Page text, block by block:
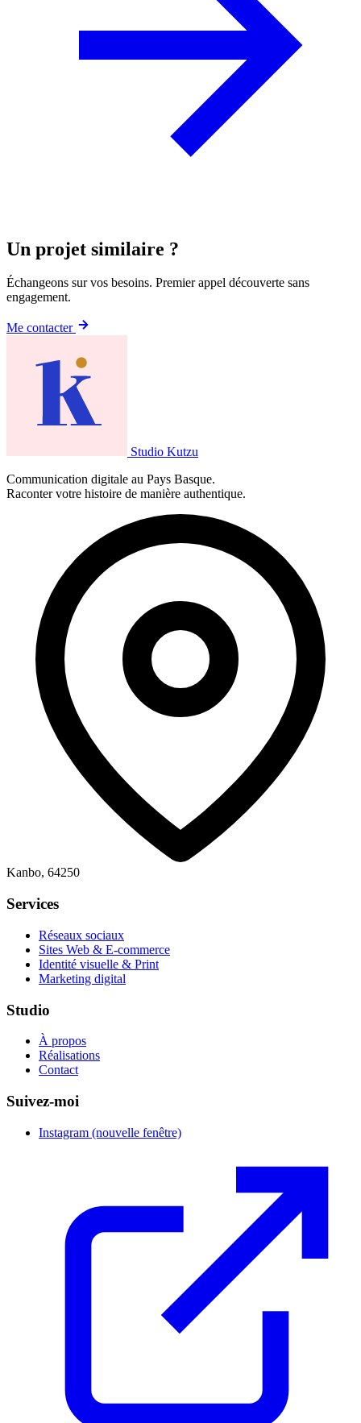
Un projet similaire ?
Échangeons sur vos besoins. Premier appel découverte sans
engagement.
Me contacter
Studio Kutzu
Communication digitale au Pays Basque.
Raconter votre histoire de manière authentique.
Kanbo, 64250
Services
Réseaux sociaux
Sites Web & E-commerce
Identité visuelle & Print
Marketing digital
Studio
À propos
Réalisations
Contact
Suivez-moi
Instagram (nouvelle fenêtre)